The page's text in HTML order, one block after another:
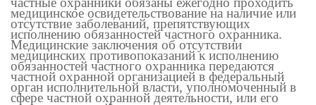
медицинское освидетельствование на наличие или
отсутствие заболеваний, препятствующих
исполнению обязанностей частного охранника.
Медицинские заключения об отсутствии
медицинских противопоказаний к исполнению
обязанностей частного охранника передаются
частной охранной организацией в федеральный
орган исполнительной власти, уполномоченный в
сфере частной охранной деятельности, или его